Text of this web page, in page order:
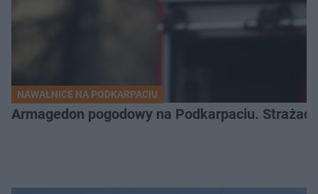
NAWAŁNICE NA PODKARPACIU
Armagedon pogodowy na Podkarpaciu.